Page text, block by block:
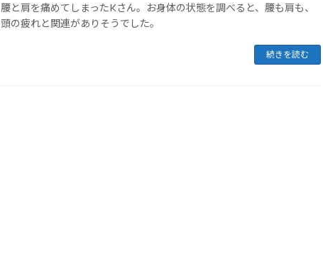
腰と肩を痛めてしまったKさん。お身体の状態を調べると、腰も肩も、
頭の疲れと関連がありそうでした。
続きを読む